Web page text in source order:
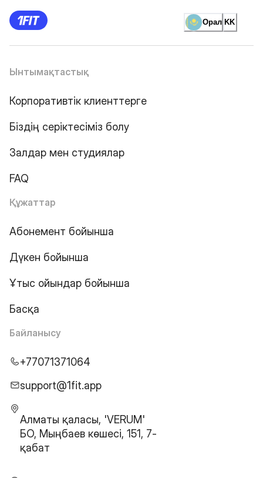
Орал KK
Ынтымақтастық
Корпоративтік клиенттерге
Біздің серіктесіміз болу
Залдар мен студиялар
FAQ
Құжаттар
Абонемент бойынша
Дүкен бойынша
Ұтыс ойындар бойынша
Басқа
Байланысу
+77071371064
support@1fit.app
Алматы қаласы, 'VERUM'
БО, Мыңбаев көшесі, 151, 7-
қабат